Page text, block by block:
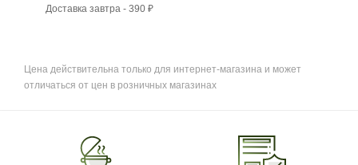
Доставка завтра - 390 ₽
Цена действительна только для интернет-магазина и может
отличаться от цен в розничных магазинах